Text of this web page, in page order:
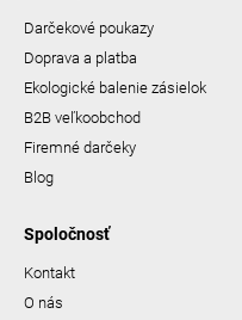
Darčekové poukazy
Doprava a platba
Ekologické balenie zásielok
B2B veľkoobchod
Firemné darčeky
Blog
Spoločnosť
Kontakt
O nás